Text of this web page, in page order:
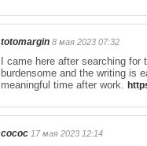
totomargin 8 мая 2023 07:32
I came here after searching
burdensome and the writing is
meaningful time after work.
cococ 17 мая 2023 12:14